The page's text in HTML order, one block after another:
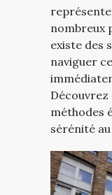
nombreux
existe des
naviguer
méthodes
sérénité